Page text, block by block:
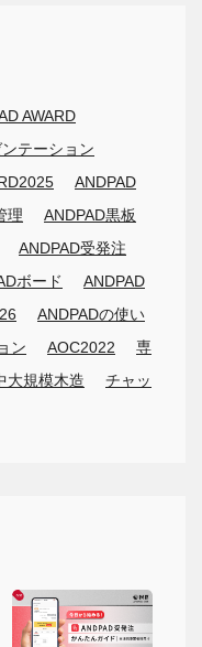
AWARD
テーション
ANDPAD
理
ANDPAD黒板
ANDPAD受発注
ボード
ANDPAD
ANDPADの使い
ン AOC2022
専
大規模木造
チャッ